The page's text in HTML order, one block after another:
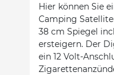
Hier können Sie
Camping
38 cm Spiegel
ersteigern. Der
ein 12 Volt-